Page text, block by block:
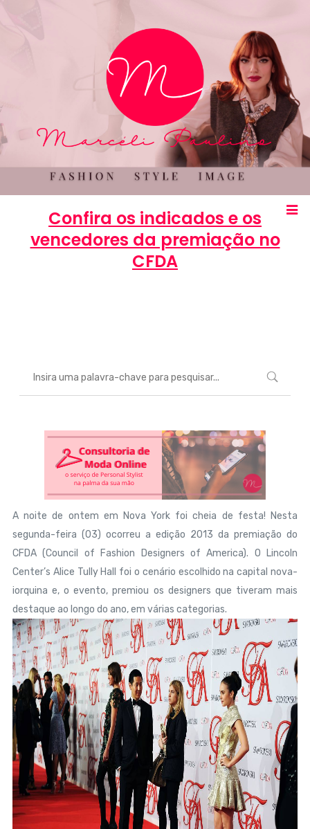
Confira os indicados e os
vencedores da premiação no
CFDA
A noite de ontem em Nova York foi cheia de festa! Nesta
segunda-feira (03) ocorreu a edição 2013 da premiação do
CFDA (Council of Fashion Designers of America). O Lincoln
Center’s Alice Tully Hall foi o cenário escolhido na capital nova-
iorquina e, o evento, premiou os designers que tiveram mais
destaque ao longo do ano, em várias categorias.